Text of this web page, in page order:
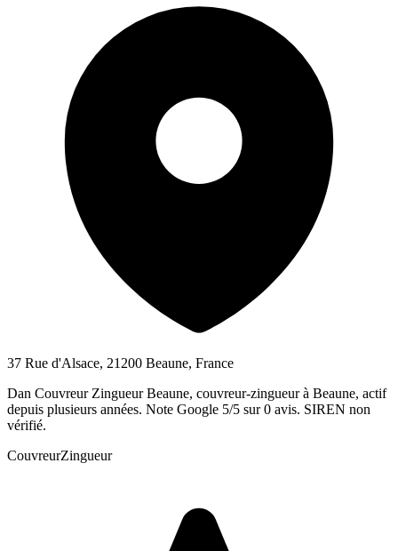
37 Rue d'Alsace, 21200 Beaune, France
Dan Couvreur Zingueur Beaune, couvreur-zingueur à Beaune, actif
depuis plusieurs années. Note Google 5/5 sur 0 avis. SIREN non
vérifié.
CouvreurZingueur